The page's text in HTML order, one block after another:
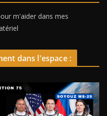
m'aider dans mes
dans l'espace :